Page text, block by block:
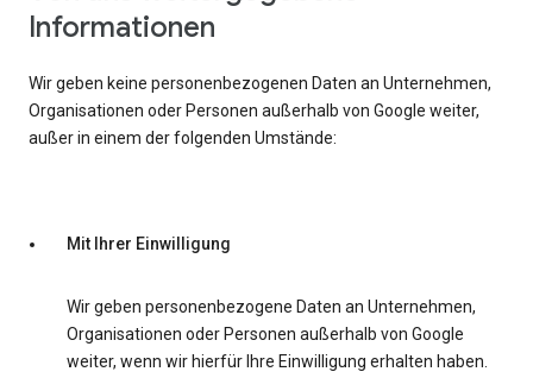
Informationen
Wir geben keine personenbezogenen Daten an Unternehmen,
Organisationen oder Personen außerhalb von Google weiter,
außer in einem der folgenden Umstände:
Mit Ihrer Einwilligung
Wir geben personenbezogene Daten an Unternehmen,
Organisationen oder Personen außerhalb von Google
weiter, wenn wir hierfür Ihre Einwilligung erhalten haben.